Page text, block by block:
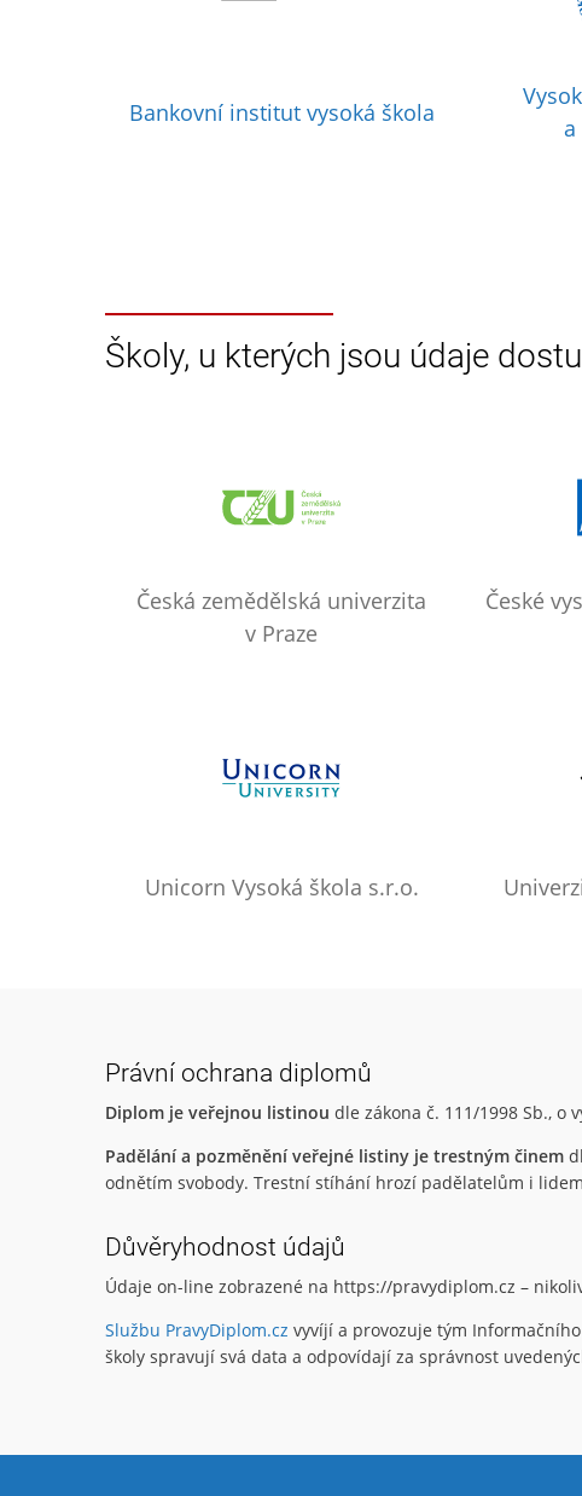
Bankovní institut vysoká škola
a
Školy, u kterých jsou údaje
Česká zemědělská univerzita
v Praze
České
Unicorn Vysoká škola s.r.o.
Právní ochrana diplomů
Diplom je veřejnou listinou dle zákona č. 111/1998 Sb., o
Padělání a pozměnění veřejné listiny je trestným činem
odnětím svobody. Trestní stíhání hrozí padělatelům i
Důvěryhodnost údajů
Údaje on-line zobrazené na https://pravydiplom.cz –
Službu PravyDiplom.cz vyvíjí a provozuje tým
školy spravují svá data a odpovídají za správnost